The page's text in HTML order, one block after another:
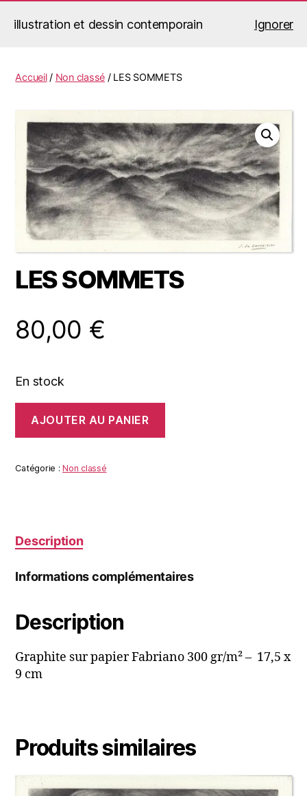
illustration et dessin contemporain Ignorer
Jérémy Le Corvaisier
Accueil/ Non classé / LES SOMMETS
LES SOMMETS
80,00 €
En stock
LES
AJOUTER AU PANIER
Catégorie :Non classé
Description
Informations complémentaires
Description
Graphite sur papier Fabriano 300 gr/m² – 17,5 x
9 cm
Produits similaires